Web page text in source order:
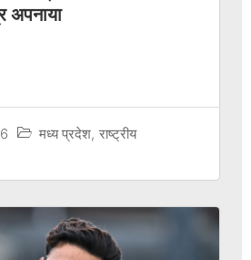
अपनाया
मध्य प्रदेश, राष्ट्रीय